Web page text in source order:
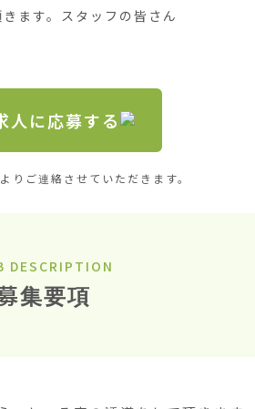
ます。スタッフの皆さん
人に応募する
りご連絡させていただきます。
DESCRIPTION
集要項